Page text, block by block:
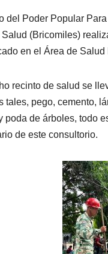
del Poder Popular
(Bricomiles)
en el Área de
recinto de salud se
tales, pego, cemento,
poda de árboles, todo
de este consultorio.